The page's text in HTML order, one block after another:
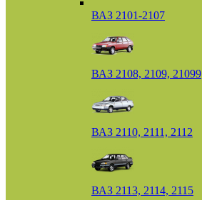
ВАЗ 2101-2107
ВАЗ 2108, 2109, 21099
ВАЗ 2110, 2111, 2112
ВАЗ 2113, 2114, 2115